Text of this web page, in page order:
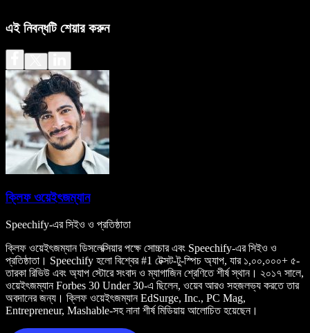
এই নিবন্ধটি শেয়ার করুন
ক্লিফ ওয়েইৎজম্যান
Speechify-এর সিইও ও প্রতিষ্ঠাতা
ক্লিফ ওয়েইৎজম্যান ডিসলেক্সিয়ার পক্ষে সোচ্চার এবং Speechify-এর সিইও ও
প্রতিষ্ঠাতা। Speechify হলো বিশ্বের #1 টেক্সট-টু-স্পিচ অ্যাপ, যার ১,০০,০০০+ ৫-
তারকা রিভিউ এবং অ্যাপ স্টোরে সংবাদ ও ম্যাগাজিন শ্রেণিতে শীর্ষ স্থান। ২০১৭ সালে,
ওয়েইৎজম্যান Forbes 30 Under 30-এ ছিলেন, ওয়েব আরও সহজলভ্য করতে তার
অবদানের জন্য। ক্লিফ ওয়েইৎজম্যান EdSurge, Inc., PC Mag,
Entrepreneur, Mashable-সহ নানা শীর্ষ মিডিয়ায় আলোচিত হয়েছেন।